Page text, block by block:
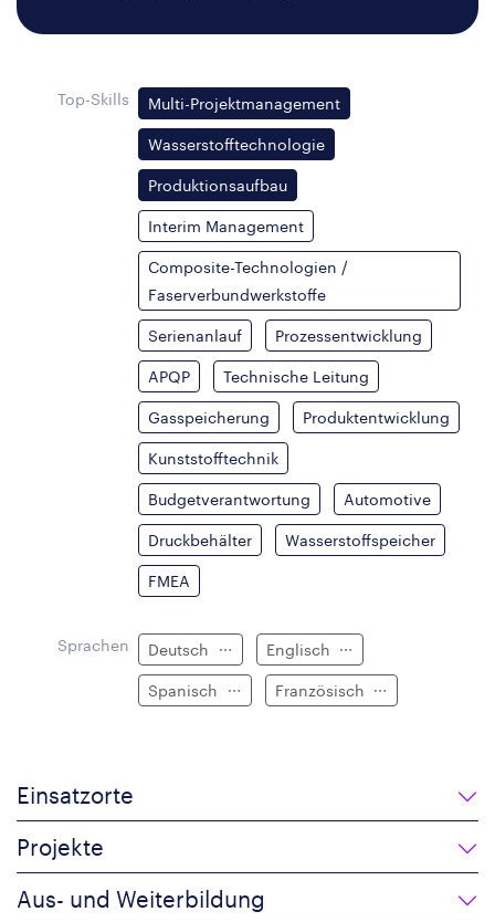
Top-Skills Multi-Projektmanagement
Wasserstofftechnologie
Produktionsaufbau
Interim Management
Composite-Technologien /
Faserverbundwerkstoffe
Serienanlauf Prozessentwicklung
APQP Technische Leitung
Gasspeicherung Produktentwicklung
Kunststofftechnik
Budgetverantwortung Automotive
Druckbehälter Wasserstoffspeicher
FMEA
Sprachen Deutsch Englisch
Spanisch Französisch
Einsatzorte
Projekte
Aus- und Weiterbildung